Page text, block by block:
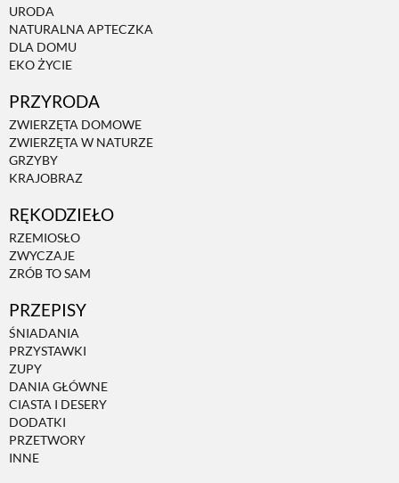
URODA
NATURALNA APTECZKA
DLA DOMU
EKO ŻYCIE
PRZYRODA
ZWIERZĘTA DOMOWE
ZWIERZĘTA W NATURZE
GRZYBY
KRAJOBRAZ
RĘKODZIEŁO
RZEMIOSŁO
ZWYCZAJE
ZRÓB TO SAM
PRZEPISY
ŚNIADANIA
PRZYSTAWKI
ZUPY
DANIA GŁÓWNE
CIASTA I DESERY
DODATKI
PRZETWORY
INNE
ZWIERZĘTA W NATURZE